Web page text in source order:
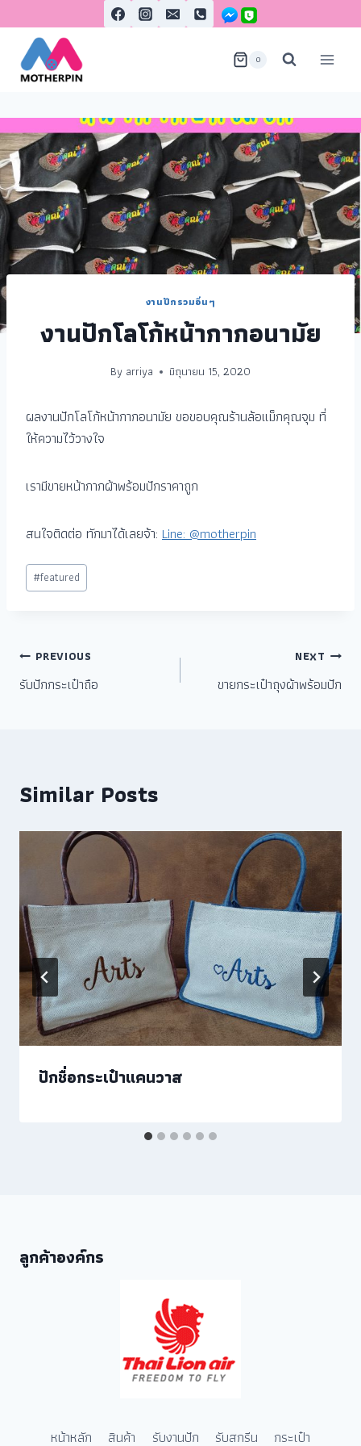
0
งานปักรวมอื่นๆ
งานปักโลโก้หน้ากากอนามัย
By arriya มิถุนายน 15, 2020
ผลงานปักโลโก้หน้ากากอนามัย ขอขอบคุณร้านล้อแม็กคุณจุม ที่
ให้ความไว้วางใจ
เรามีขายหน้ากากผ้าพร้อมปักราคาถูก
สนใจติดต่อ ทักมาได้เลยจ้า: Line: @motherpin
#featured
PREVIOUS
รับปักกระเป๋าถือ
NEXT
ขายกระเป๋าถุงผ้าพร้อมปัก
Similar Posts
ปักชื่อกระเป๋าแคนวาส
ลูกค้าองค์กร
หน้าหลัก สินค้า รับงานปัก รับสกรีน กระเป๋า